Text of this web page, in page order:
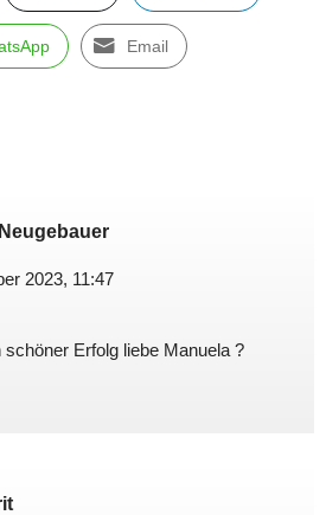
Email
2023, 11:47
schöner Erfolg liebe Manuela ?